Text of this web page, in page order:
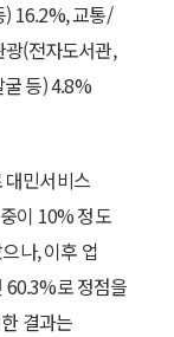
) 16.2%, 교통/
(전자도서관,
등) 4.8%
대민서비스
이 10% 정도
나, 이후 업
60.3%로 정점을
결과는